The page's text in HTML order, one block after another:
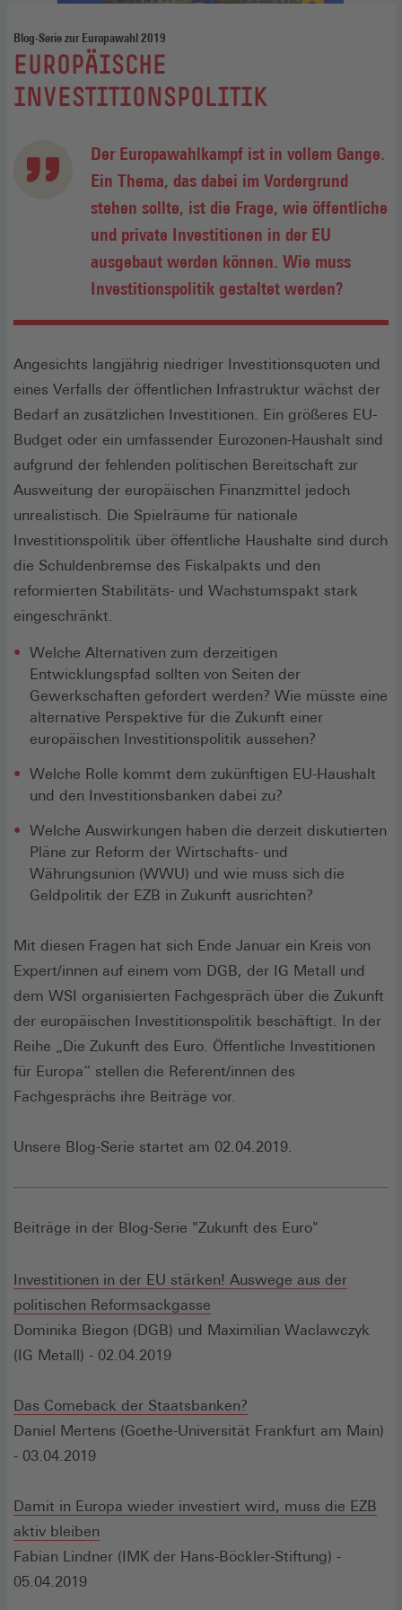
Blog-Serie zur Europawahl 2019
:
EUROPÄISCHE
INVESTITIONSPOLITIK
Der Europawahlkampf ist in vollem Gange.
Ein Thema, das dabei im Vordergrund
stehen sollte, ist die Frage, wie öffentliche
und private Investitionen in der EU
ausgebaut werden können. Wie muss
Investitionspolitik gestaltet werden?
Angesichts langjährig niedriger Investitionsquoten und
eines Verfalls der öffentlichen Infrastruktur wächst der
Bedarf an zusätzlichen Investitionen. Ein größeres EU-
Budget oder ein umfassender Eurozonen-Haushalt sind
aufgrund der fehlenden politischen Bereitschaft zur
Ausweitung der europäischen Finanzmittel jedoch
unrealistisch. Die Spielräume für nationale
Investitionspolitik über öffentliche Haushalte sind durch
die Schuldenbremse des Fiskalpakts und den
reformierten Stabilitäts- und Wachstumspakt stark
eingeschränkt.
Welche Alternativen zum derzeitigen
Entwicklungspfad sollten von Seiten der
Gewerkschaften gefordert werden? Wie müsste eine
alternative Perspektive für die Zukunft einer
europäischen Investitionspolitik aussehen?
Welche Rolle kommt dem zukünftigen EU-Haushalt
und den Investitionsbanken dabei zu?
Welche Auswirkungen haben die derzeit diskutierten
Pläne zur Reform der Wirtschafts- und
Währungsunion (WWU) und wie muss sich die
Geldpolitik der EZB in Zukunft ausrichten?
Mit diesen Fragen hat sich Ende Januar ein Kreis von
Expert/innen auf einem vom DGB, der IG Metall und
dem WSI organisierten Fachgespräch über die Zukunft
der europäischen Investitionspolitik beschäftigt. In der
Reihe „Die Zukunft des Euro. Öffentliche Investitionen
für Europa“ stellen die Referent/innen des
Fachgesprächs ihre Beiträge vor.
Unsere Blog-Serie startet am 02.04.2019.
Beiträge in der Blog-Serie "Zukunft des Euro"
Investitionen in der EU stärken! Auswege aus der
politischen Reformsackgasse
Dominika Biegon (DGB) und Maximilian Waclawczyk
(IG Metall) - 02.04.2019
Das Comeback der Staatsbanken?
Daniel Mertens (Goethe-Universität Frankfurt am Main)
- 03.04.2019
Damit in Europa wieder investiert wird, muss die EZB
aktiv bleiben
Fabian Lindner (IMK der Hans-Böckler-Stiftung) -
05.04.2019